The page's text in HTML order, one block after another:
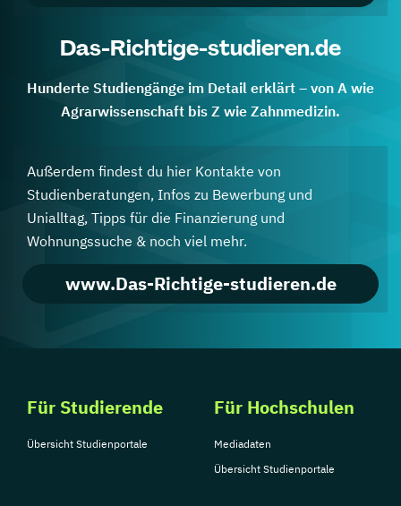
Das-Richtige-studieren.de
Hunderte Studiengänge im Detail erklärt – von A wie
Agrarwissenschaft bis Z wie Zahnmedizin.
Außerdem findest du hier Kontakte von
Studienberatungen, Infos zu Bewerbung und
Unialltag, Tipps für die Finanzierung und
Wohnungssuche & noch viel mehr.
www.Das-Richtige-studieren.de
Für Studierende
Übersicht Studienportale
Für Hochschulen
Mediadaten
Übersicht Studienportale